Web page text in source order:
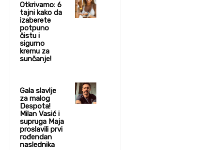
Otkrivamo: 6
tajni kako da
izaberete
potpuno
čistu i
sigurno
kremu za
sunčanje!
Gala slavlje
za malog
Despota!
Milan Vasić i
supruga Maja
proslavili prvi
rođendan
naslednika